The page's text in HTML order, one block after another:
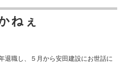
ねぇ
退職し、５月から安田建設にお世話に